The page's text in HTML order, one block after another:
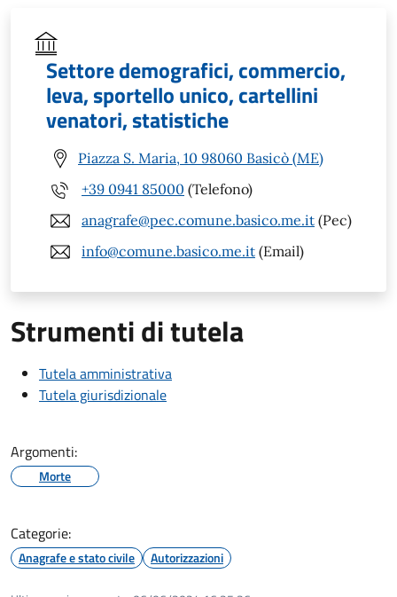
Settore demografici, commercio,
leva, sportello unico, cartellini
venatori, statistiche
Piazza S. Maria, 10 98060 Basicò (ME)
+39 0941 85000 (Telefono)
anagrafe@pec.comune.basico.me.it (Pec)
info@comune.basico.me.it (Email)
Strumenti di tutela
Tutela amministrativa
Tutela giurisdizionale
Argomenti:
Morte
Categorie:
Anagrafe e stato civile Autorizzazioni